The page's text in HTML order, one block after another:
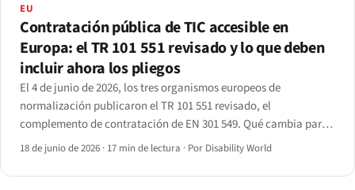
EU
Contratación pública de TIC accesible en
Europa: el TR 101 551 revisado y lo que deben
incluir ahora los pliegos
El 4 de junio de 2026, los tres organismos europeos de
normalización publicaron el TR 101 551 revisado, el
complemento de contratación de EN 301 549. Qué cambia para
las entidades contratantes y los proveedores que concurren a
18 de junio de 2026 · 17 min de lectura · Por Disability World